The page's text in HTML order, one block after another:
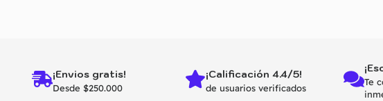
¡Envios gratis!
Desde $250.000
¡Calificación 4.4/5!
de usuarios verificados
Te